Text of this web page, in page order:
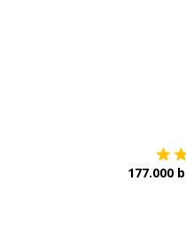
177.000